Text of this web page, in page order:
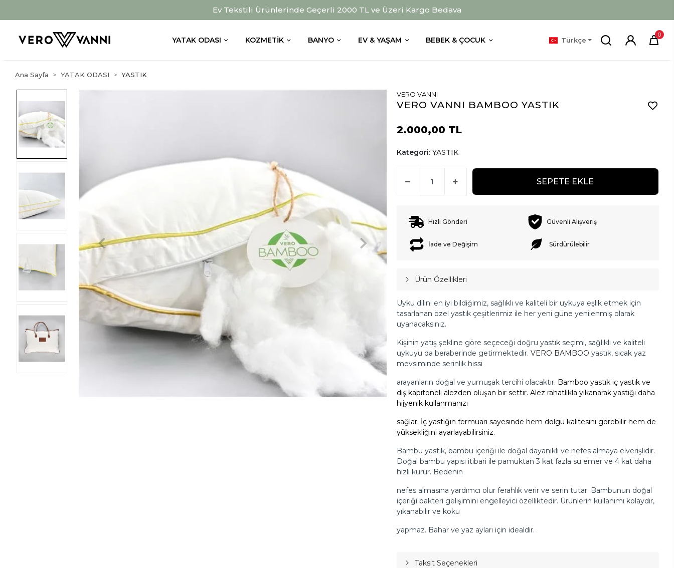
Ev Tekstili Ürünlerinde Geçerli 2000 TL ve Üzeri Kargo Bedava
YATAK ODASI KOZMETIK BANYO EV & YAŞAM BEBEK & ÇOCUK Türkçe
0
Ana Sayfa YATAK ODASI YASTIK
VERO VANNI
VERO VANNI BAMBOO YASTIK
2.000,00 TL
Kategori: YASTIK
SEPETE EKLE
Hızlı Gönderi Güvenli Alışveriş
İade ve Değişim Sürdürülebilir
Ürün Özellikleri
Uyku dilini en iyi bildiğimiz, sağlıklı ve kaliteli bir uykuya eşlik etmek için
tasarlanan özel yastık çeşitlerimiz ile her yeni güne yenilenmiş olarak
uyanacaksınız.
Kişinin yatış şekline göre seçeceği doğru yastık seçimi, sağlıklı ve kaliteli
uykuyu da beraberinde getirmektedir. VERO BAMBOO yastık, sıcak yaz
mevsiminde serinlik hissi
arayanların doğal ve yumuşak tercihi olacaktır. Bamboo yastık iç yastık ve
dış kapitoneli alezden oluşan bir settir. Alez rahatlıkla yıkanarak yastığı daha
hijyenik kullanmanızı
sağlar. İç yastığın fermuarı sayesinde hem dolgu kalitesini görebilir hem de
yüksekliğini ayarlayabilirsiniz.
Bambu yastık, bambu içeriği ile doğal dayanıklı ve nefes almaya elverişlidir.
Doğal bambu yapısı itibari ile pamuktan 3 kat fazla su emer ve 4 kat daha
hızlı kurur. Bedenin
nefes almasına yardımcı olur ferahlık verir ve serin tutar. Bambunun doğal
içeriği bakteri gelişimini engelleyici özelliktedir. Ürünlerin kullanımı kolaydır,
yıkanabilir ve koku
yapmaz. Bahar ve yaz ayları için idealdir.
Taksit Seçenekleri